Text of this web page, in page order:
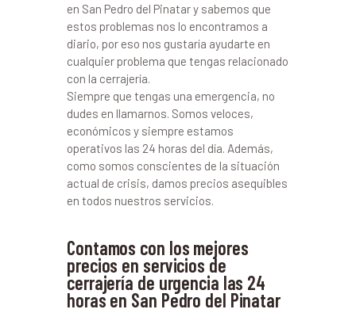
en San Pedro del Pinatar y sabemos que
estos problemas nos lo encontramos a
diario, por eso nos gustaría ayudarte en
cualquier problema que tengas relacionado
con la cerrajería.
Siempre que tengas una emergencia, no
dudes en llamarnos. Somos veloces,
económicos y siempre estamos
operativos las 24 horas del día. Además,
como somos conscientes de la situación
actual de crisis, damos precios asequibles
en todos nuestros servicios.
Contamos con los mejores
precios en servicios de
cerrajería de urgencia las 24
horas en San Pedro del Pinatar